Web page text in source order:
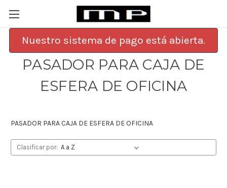
Nuestro sistema de pago está abierta.
PASADOR PARA CAJA DE
ESFERA DE OFICINA
PASADOR PARA CAJA DE ESFERA DE OFICINA
Clasificar por: